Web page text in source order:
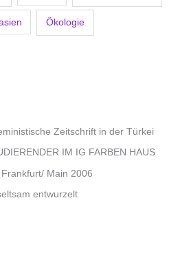
Ökologie
Zeitschrift in der Türkei
IM IG FARBEN HAUS
Main 2006
entwurzelt